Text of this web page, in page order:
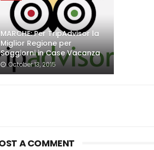
MARCHE: Per TripAdvisor la
Miglior Regione per
Soggiorni in Case Vacanza
October 13, 2015
A COMMENT